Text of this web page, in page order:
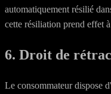
automatiquement résilié
cette résiliation prend effet
6. Droit de
Le consommateur dispose